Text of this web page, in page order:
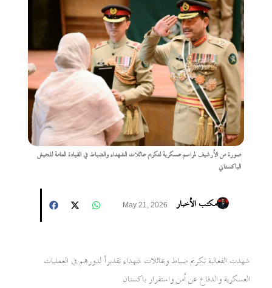
صورة من الأرشيف لمراسم عسكرية لتكريم عائلات الشهداء والضباط في القيادة العامة للجيش
الباكستاني
مكتب الأخبار May 21, 2026
شهدت الفعالية تكريم ضباط وعائلات شهداء تقديراً لدورهم في العمليات
العسكرية والدفاع عن أمن واستقرار باكستان